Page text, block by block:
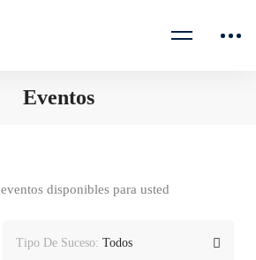
Eventos
eventos disponibles para usted
Tipo De Suceso: Todos